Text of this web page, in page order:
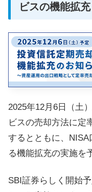
ビスの機能拡充
2025年12月6日（土
ビスの売却方法に定
するとともに、
る機能拡充の実施を
SBI証券らしく開始